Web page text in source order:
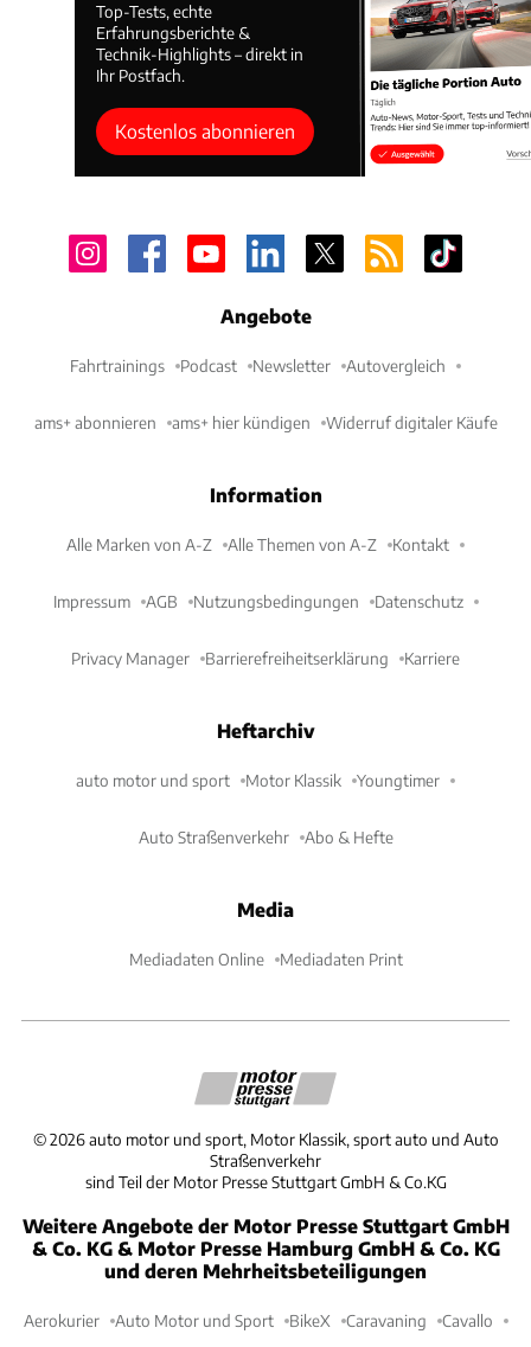
Top-Tests, echte
Erfahrungsberichte &
Technik-Highlights – direkt in
Ihr Postfach.
Kostenlos abonnieren
Angebote
Fahrtrainings Podcast Newsletter Autovergleich
ams+ abonnieren ams+ hier kündigen Widerruf digitaler Käufe
Information
Alle Marken von A-Z Alle Themen von A-Z Kontakt
Impressum AGB Nutzungsbedingungen Datenschutz
Privacy Manager Barrierefreiheitserklärung Karriere
Heftarchiv
auto motor und sport Motor Klassik Youngtimer
Auto Straßenverkehr Abo & Hefte
Media
Mediadaten Online Mediadaten Print
©2026 auto motor und sport, Motor Klassik, sport auto und Auto
Straßenverkehr
sind Teil der Motor Presse Stuttgart GmbH & Co.KG
Weitere Angebote der Motor Presse Stuttgart GmbH
& Co. KG & Motor Presse Hamburg GmbH & Co. KG
und deren Mehrheitsbeteiligungen
Aerokurier Auto Motor und Sport BikeX Caravaning Cavallo